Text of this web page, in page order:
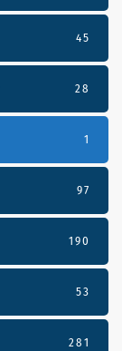
45
28
1
97
190
53
281